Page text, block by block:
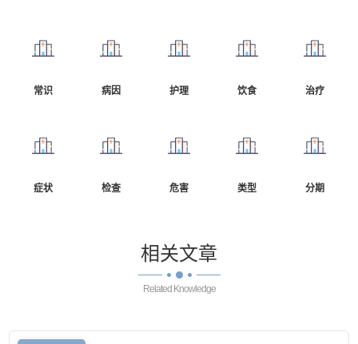
常识 病因 护理 饮食 治疗
症状 检查 危害 类型 分期
相关文章
Related Knowledge